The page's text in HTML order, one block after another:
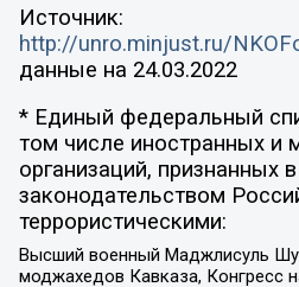
Источник:
http://unro.minjust.ru/
данные на 24.03.2022
* Единый федеральный
том числе иностранных и
организаций, признанных
законодательством
террористическими:
Высший военный Маджлисуль
моджахедов Кавказа, Конгресс